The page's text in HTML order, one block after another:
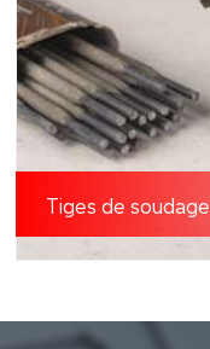
Tiges de soudage